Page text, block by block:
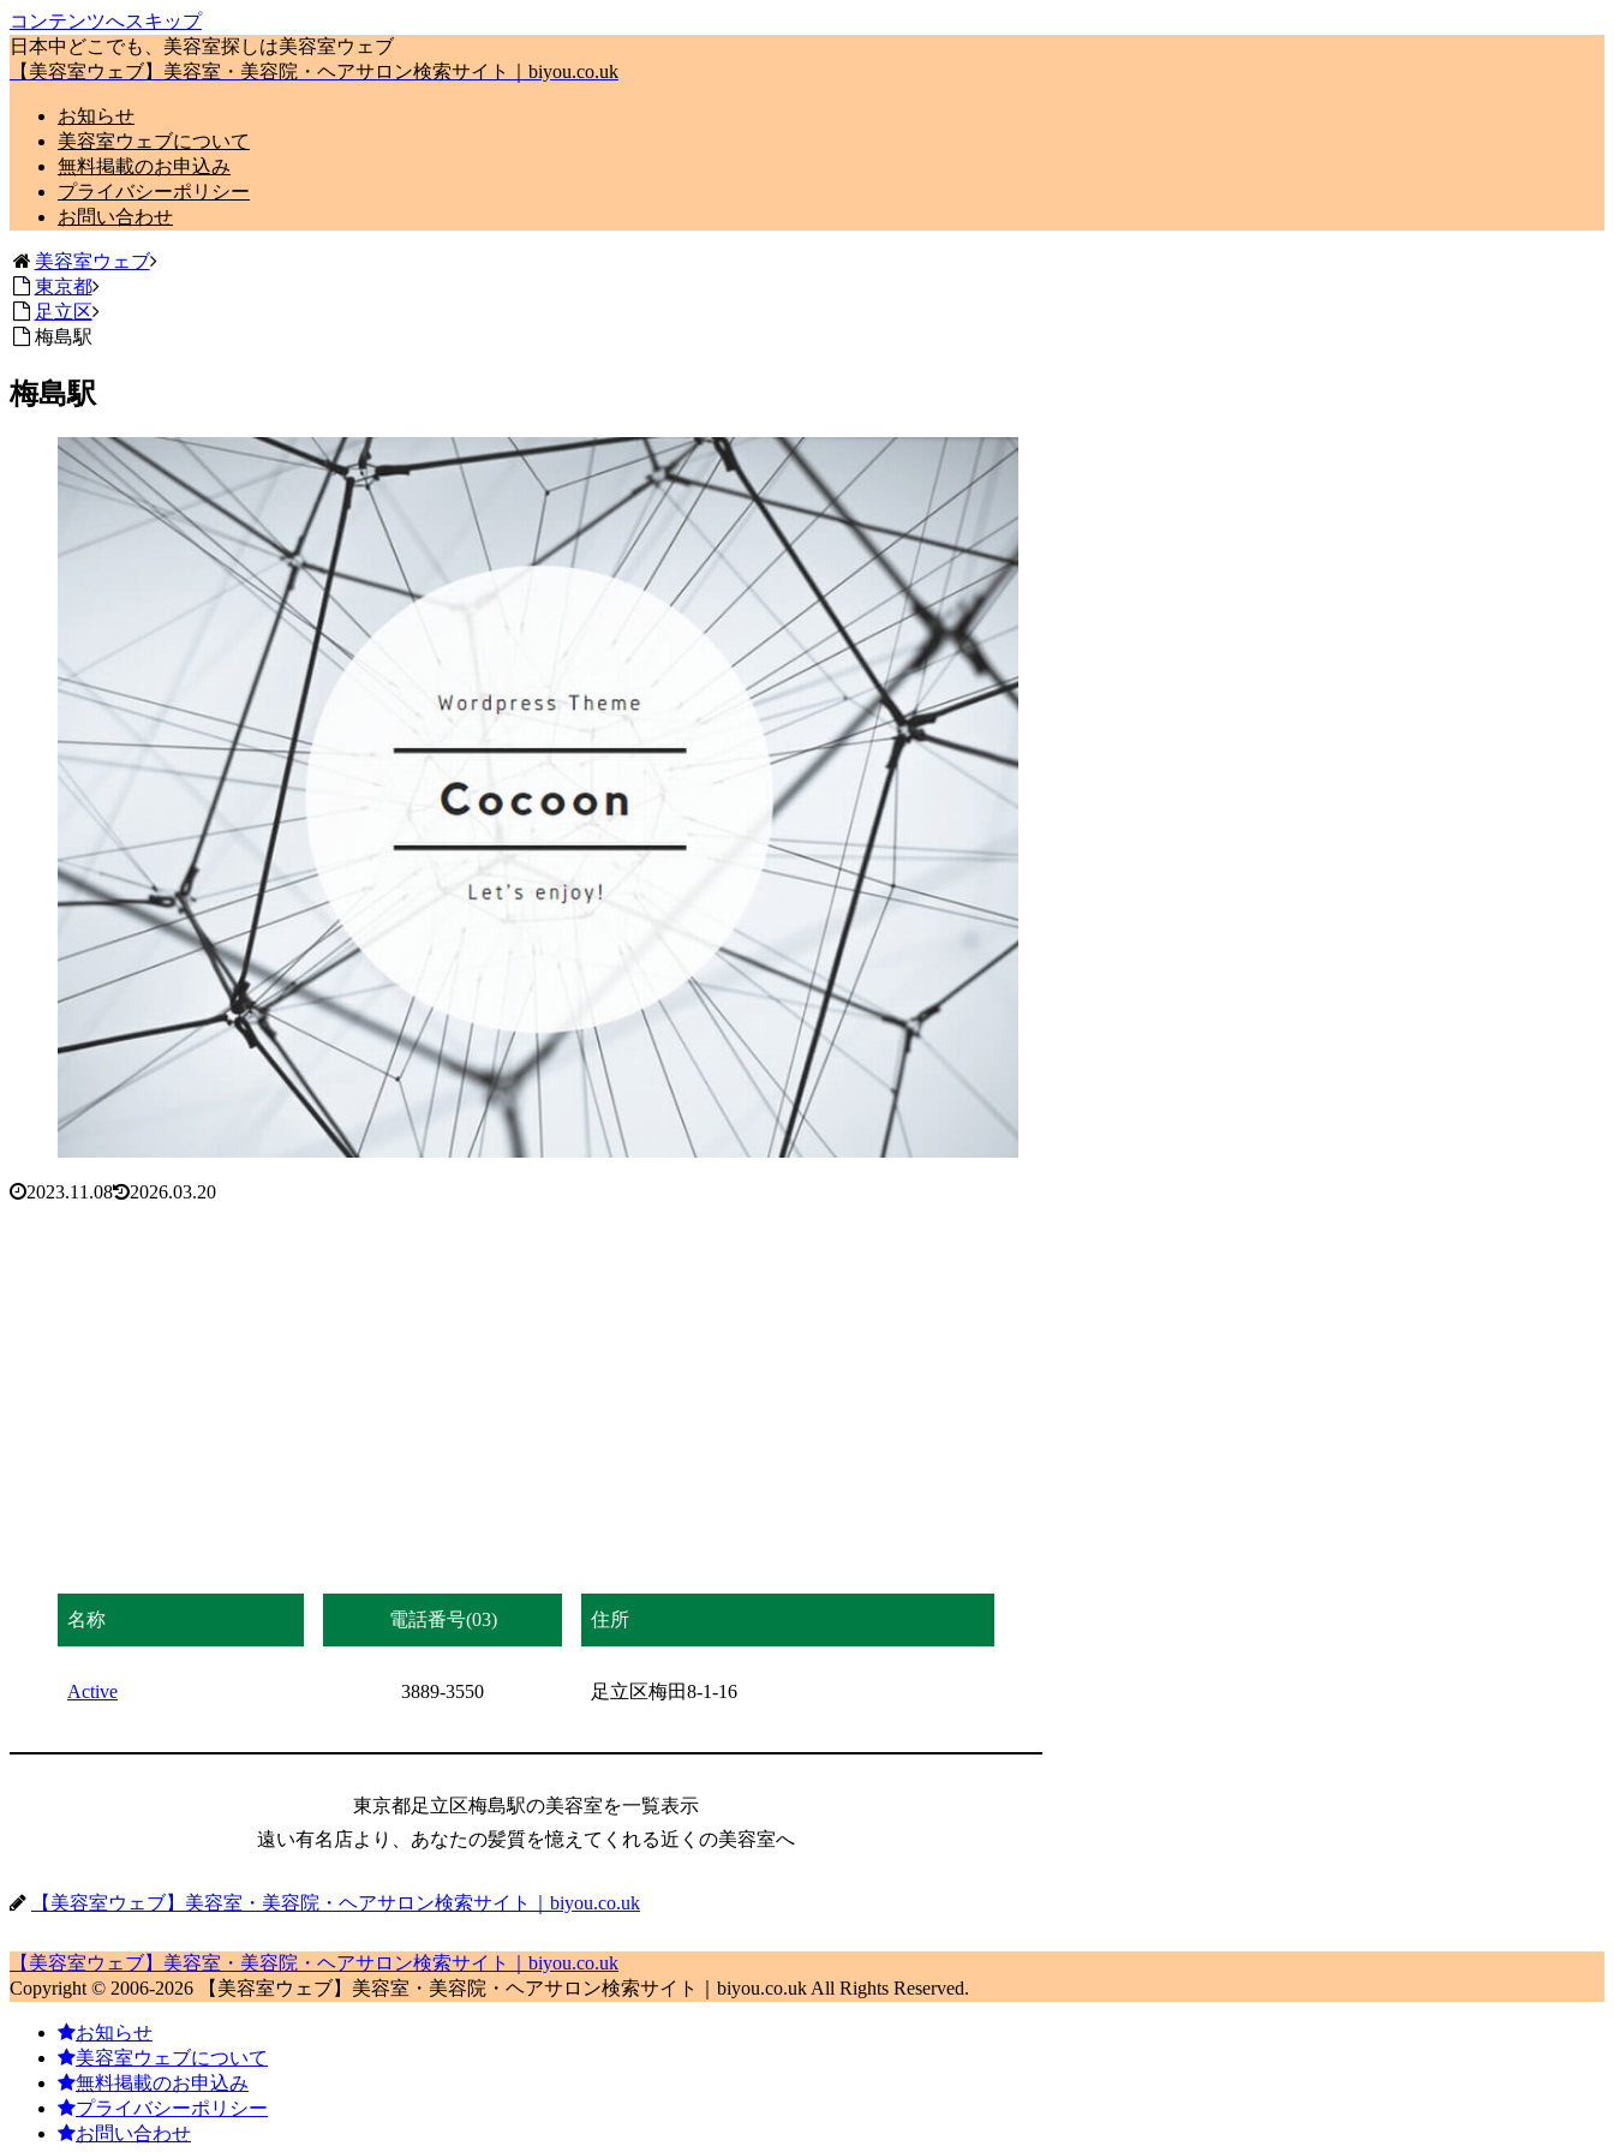
コンテンツへスキップ
日本中どこでも、美容室探しは美容室ウェブ
【美容室ウェブ】美容室・美容院・ヘアサロン検索サイト｜biyou.co.uk
お知らせ
美容室ウェブについて
無料掲載のお申込み
プライバシーポリシー
お問い合わせ
美容室ウェブ
東京都
足立区
梅島駅
梅島駅
2023.11.08 2026.03.20
名称 電話番号(03) 住所
Active 3889-3550 足立区梅田8-1-16
東京都足立区梅島駅の美容室を一覧表示
遠い有名店より、あなたの髪質を憶えてくれる近くの美容室へ
【美容室ウェブ】美容室・美容院・ヘアサロン検索サイト｜biyou.co.uk
【美容室ウェブ】美容室・美容院・ヘアサロン検索サイト｜biyou.co.uk
Copyright © 2006-2026 【美容室ウェブ】美容室・美容院・ヘアサロン検索サイト｜biyou.co.uk All Rights Reserved.
お知らせ
美容室ウェブについて
無料掲載のお申込み
プライバシーポリシー
お問い合わせ